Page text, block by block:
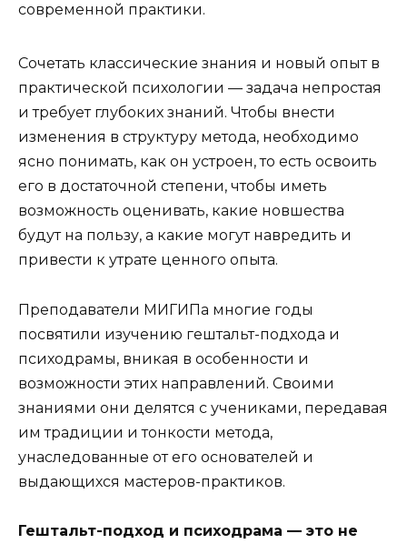
современной практики.
Сочетать классические знания и новый опыт в
практической психологии — задача непростая
и требует глубоких знаний. Чтобы внести
изменения в структуру метода, необходимо
ясно понимать, как он устроен, то есть освоить
его в достаточной степени, чтобы иметь
возможность оценивать, какие новшества
будут на пользу, а какие могут навредить и
привести к утрате ценного опыта.
Преподаватели МИГИПа многие годы
посвятили изучению гештальт-подхода и
психодрамы, вникая в особенности и
возможности этих направлений. Своими
знаниями они делятся с учениками, передавая
им традиции и тонкости метода,
унаследованные от его основателей и
выдающихся мастеров-практиков.
Гештальт-подход и психодрама — это не